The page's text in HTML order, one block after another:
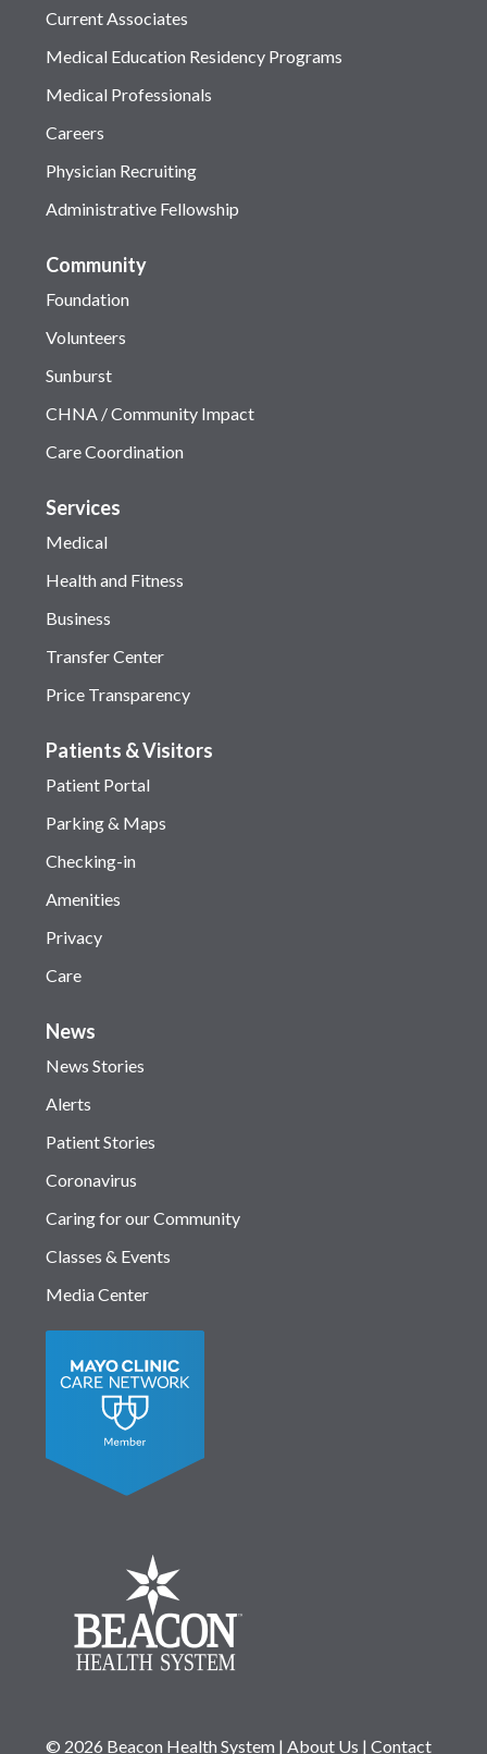
Current Associates
Medical Education Residency Programs
Medical Professionals
Careers
Physician Recruiting
Administrative Fellowship
Community
Foundation
Volunteers
Sunburst
CHNA / Community Impact
Care Coordination
Services
Medical
Health and Fitness
Business
Transfer Center
Price Transparency
Patients & Visitors
Patient Portal
Parking & Maps
Checking-in
Amenities
Privacy
Care
News
News Stories
Alerts
Patient Stories
Coronavirus
Caring for our Community
Classes & Events
Media Center
© 2026 Beacon Health System| About Us | Contact